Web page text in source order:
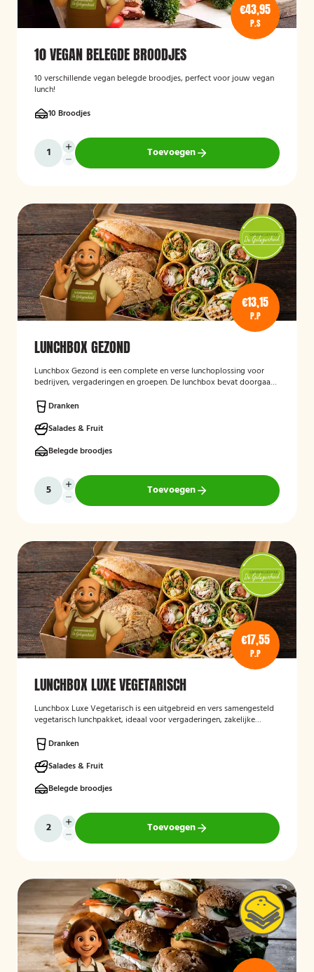
€43,95
P.S
10 VEGAN BELEGDE BROODJES
10 verschillende vegan belegde broodjes, perfect voor jouw vegan
lunch!
10 Broodjes
Toevoegen
€13,15
P.P
LUNCHBOX GEZOND
Lunchbox Gezond is een complete en verse lunchoplossing voor
bedrijven, vergaderingen en groepen. De lunchbox bevat doorgaans
fruit en andere gezonde producten, waarbij rekening kan worden
gehouden met dieetwensen en allergieën. De focus ligt op een
smaakvolle, voedzame en verzorgd gepresenteerde lunch die
eenvoudig op locatie wordt bezorgd.
Dranken
Salades & Fruit
Belegde broodjes
Toevoegen
€17,55
P.P
LUNCHBOX LUXE VEGETARISCH
Lunchbox Luxe Vegetarisch is een uitgebreid en vers samengesteld
vegetarisch lunchpakket, ideaal voor vergaderingen, zakelijke
selectie van luxe broodjes, wraps en andere vegetarische
lekkernijen, zorgvuldig bereid met verse ingrediënten en
aantrekkelijk gepresenteerd. Ook kan rekening worden gehouden
met specifieke dieetwensen en allergieën.
Dranken
Salades & Fruit
Belegde broodjes
Toevoegen